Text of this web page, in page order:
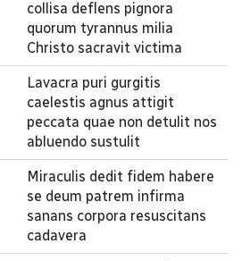
collisa deflens pignora
quorum tyrannus milia
Christo sacravit victima
Lavacra puri gurgitis
caelestis agnus attigit
peccata quae non detulit nos
abluendo sustulit
Miraculis dedit fidem habere
se deum patrem infirma
sanans corpora resuscitans
cadavera